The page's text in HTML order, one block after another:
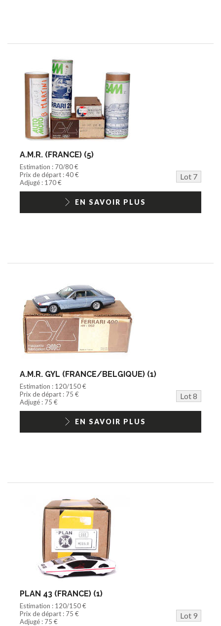
A.M.R. (FRANCE) (5)
Estimation : 70/80 €
Prix de départ : 40 €
Lot 7
Adjugé : 170 €
EN SAVOIR PLUS
A.M.R. GYL (FRANCE/BELGIQUE) (1)
Estimation : 120/150 €
Prix de départ : 75 €
Lot 8
Adjugé : 75 €
EN SAVOIR PLUS
PLAN 43 (FRANCE) (1)
Estimation : 120/150 €
Prix de départ : 75 €
Lot 9
Adjugé : 75 €